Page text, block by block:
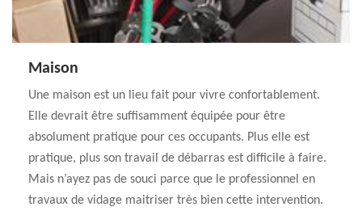
Maison
Une maison est un lieu fait pour vivre confortablement.
Elle devrait être suffisamment équipée pour être
absolument pratique pour ces occupants. Plus elle est
pratique, plus son travail de débarras est difficile à faire.
Mais n’ayez pas de souci parce que le professionnel en
travaux de vidage maitriser très bien cette intervention.